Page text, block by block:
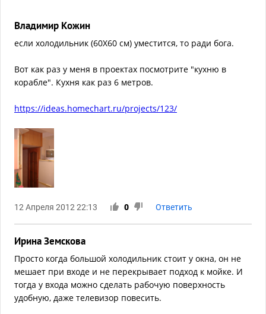
Владимир Кожин
если холодильник (60Х60 см) уместится, то ради бога.
Вот как раз у меня в проектах посмотрите "кухню в
корабле". Кухня как раз 6 метров.
https://ideas.homechart.ru/projects/123/
12 Апреля 2012 22:13 0 Ответить
Ирина Земскова
Просто когда большой холодильник стоит у окна, он не
мешает при входе и не перекрывает подход к мойке. И
тогда у входа можно сделать рабочую поверхность
удобную, даже телевизор повесить.